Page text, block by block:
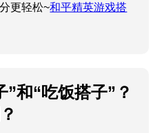
更轻松~和平精英游戏搭
和“吃饭搭子”？